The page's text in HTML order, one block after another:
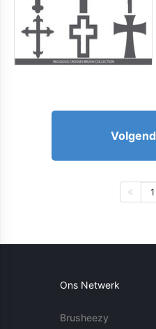
1
Ons Netwerk
Brusheezy